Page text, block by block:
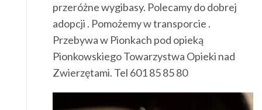
przeróżne wygibasy. Polecamy do dobrej
adopcji . Pomożemy w transporcie .
Przebywa w Pionkach pod opieką
Pionkowskiego Towarzystwa Opieki nad
Zwierzętami. Tel 601 85 85 80